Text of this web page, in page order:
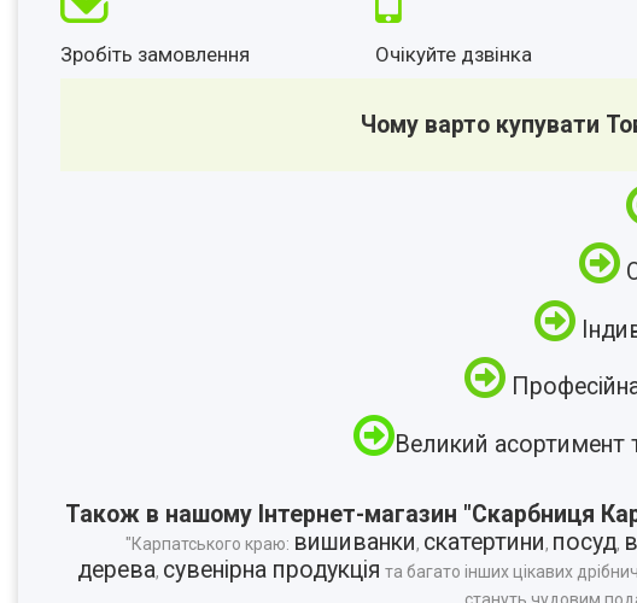
Зробіть замовлення Очікуйте дзвінка
Чому варто купувати
Великий асортимент
Також в нашому Інтернет-магазин "Скарбниця
"Карпатського краю: вишиванки, скатертини, посуд,
дерева, сувенірна продукція та багато інших цікавих